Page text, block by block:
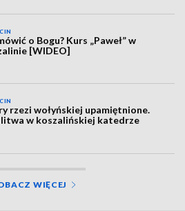
o Bogu? Kurs „Paweł” w
[WIDEO]
rzezi wołyńskiej upamiętnione.
w koszalińskiej katedrze
WIĘCEJ